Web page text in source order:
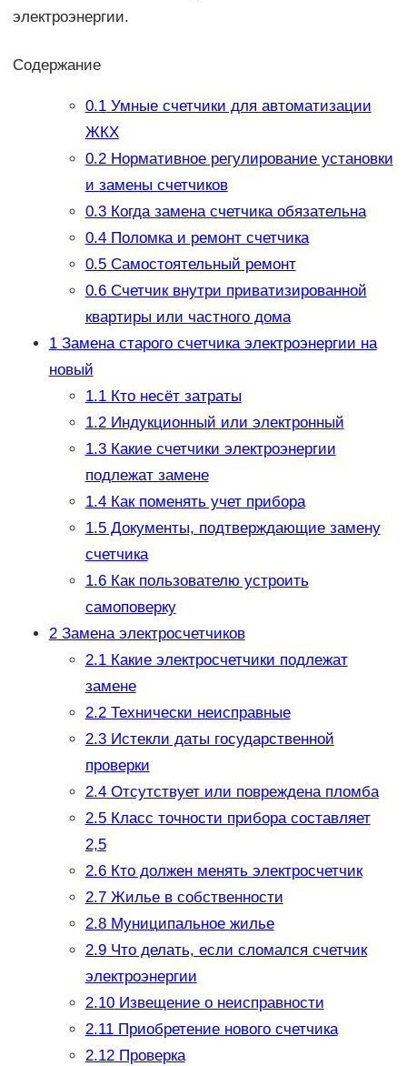
электроэнергии.
Содержание
0.1Умные счетчики для автоматизации
ЖКХ
0.2Нормативное регулирование установки
и замены счетчиков
0.3Когда замена счетчика обязательна
0.4Поломка и ремонт счетчика
0.5Самостоятельный ремонт
0.6Счетчик внутри приватизированной
квартиры или частного дома
1Замена старого счетчика электроэнергии на
новый
1.1Кто несёт затраты
1.2Индукционный или электронный
1.3Какие счетчики электроэнергии
подлежат замене
1.4Как поменять учет прибора
1.5Документы, подтверждающие замену
счетчика
1.6Как пользователю устроить
самоповерку
2Замена электросчетчиков
2.1Какие электросчетчики подлежат
замене
2.2Технически неисправные
2.3Истекли даты государственной
проверки
2.4Отсутствует или повреждена пломба
2.5Класс точности прибора составляет
2,5
2.6Кто должен менять электросчетчик
2.7Жилье в собственности
2.8Муниципальное жилье
2.9Что делать, если сломался счетчик
электроэнергии
2.10Извещение о неисправности
2.11Приобретение нового счетчика
2.12Проверка